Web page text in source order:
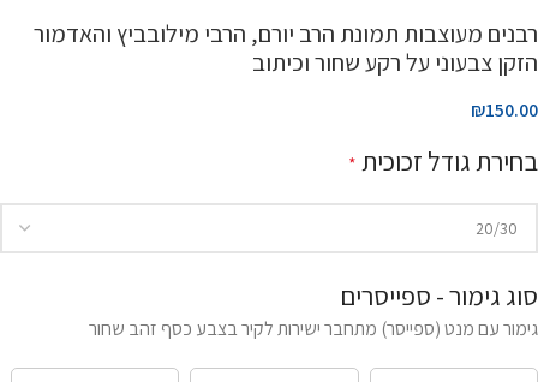
רבנים מעוצבות תמונת הרב יורם, הרבי מילובביץ והאדמור
הזקן צבעוני על רקע שחור וכיתוב
₪150.00
בחירת גודל זכוכית *
סוג גימור - ספייסרים
גימור עם מנט (ספייסר) מתחבר ישירות לקיר בצבע כסף זהב שחור